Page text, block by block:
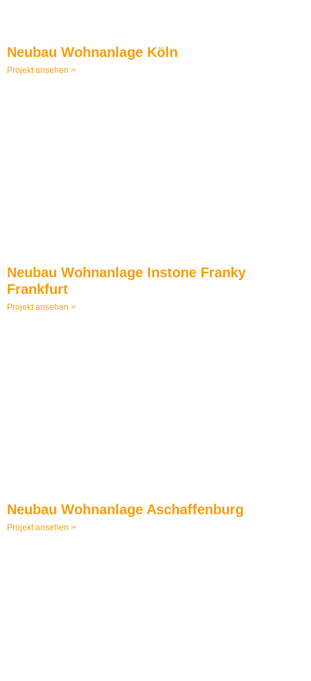
Neubau Wohnanlage Köln
Projekt ansehen >
Neubau Wohnanlage Instone Franky
Frankfurt
Projekt ansehen >
Neubau Wohnanlage Aschaffenburg
Projekt ansehen >